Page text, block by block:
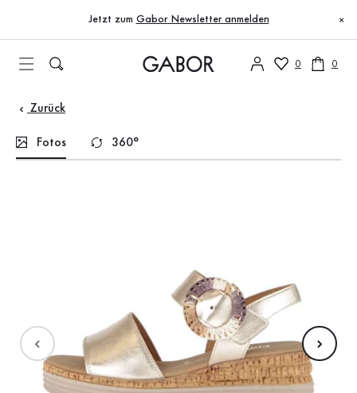
Zum Inhaltsverzeichnis
Zur Hauptnavigation
Jetzt zum Gabor Newsletter anmelden ×
0 0
Zurück
Fotos 360°